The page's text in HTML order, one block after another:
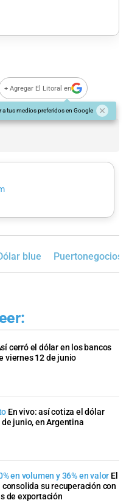
+ Agregar El Litoral en
a tus medios preferidos en Google
blue Puertonegocios
cerró el dólar en los bancos
viernes 12 de junio
En vivo: así cotiza el dólar
de junio, en Argentina
en volumen y 36% en valor El
su recuperación con
de exportación